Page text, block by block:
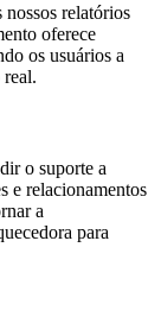
relatórios
oferece
os usuários a
real.
o suporte a
e relacionamentos
a
para